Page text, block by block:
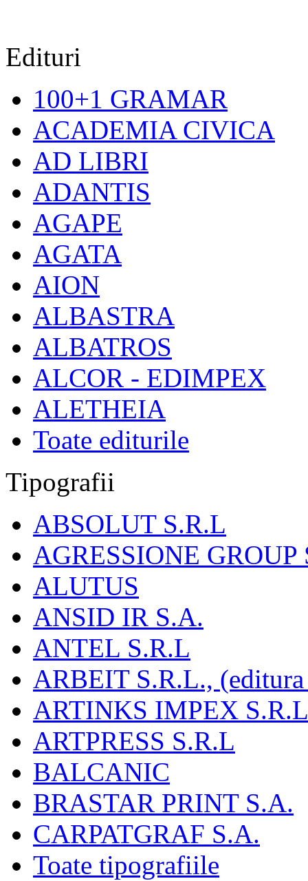
Edituri
100+1 GRAMAR
ACADEMIA CIVICA
AD LIBRI
ADANTIS
AGAPE
AGATA
AION
ALBASTRA
ALBATROS
ALCOR - EDIMPEX
ALETHEIA
Toate editurile
Tipografii
ABSOLUT S.R.L
AGRESSIONE GROUP
ALUTUS
ANSID IR S.A.
ANTEL S.R.L
ARBEIT S.R.L.,
ARTINKS IMPEX
ARTPRESS S.R.L
BALCANIC
BRASTAR PRINT S.A.
CARPATGRAF S.A.
Toate tipografiile